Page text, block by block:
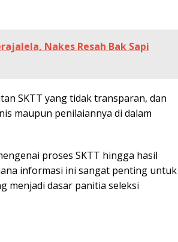
Nakes Resah Bak Sapi
SKTT yang tidak transparan, dan
maupun penilaiannya di dalam
proses SKTT hingga hasil
informasi ini sangat penting untuk
menjadi dasar panitia seleksi